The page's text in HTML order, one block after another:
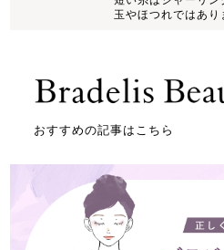
玉やほつれではあり
おすすめの記事はこちら